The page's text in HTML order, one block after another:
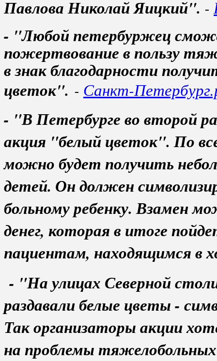
Павлова Николай Яицкий". -
- "Любой петербуржец
пожертвование в пользу
в знак благодарности
цветок". - Санкт-
- "В Петербурге во второй
акция "белый цветок". По
можно будет получить
детей. Он должен
больному ребенку. Взамен
денег, которая в итоге
пациентам, находящимся в
- "На улицах Северной
раздавали белые цветы -
Так организаторы акции
на проблемы